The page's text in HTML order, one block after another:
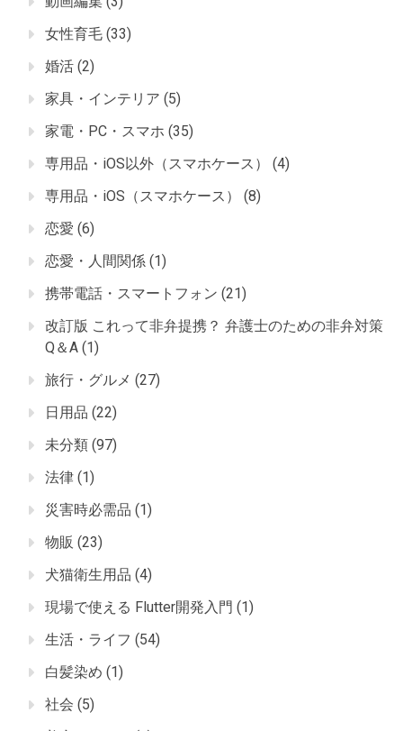
女性育毛 (33)
婚活 (2)
家具・インテリア (5)
家電・PC・スマホ (35)
専用品・iOS以外（スマホケース）
(4)
専用品・iOS（スマホケース）
(8)
恋愛 (6)
恋愛・人間関係 (1)
携帯電話・スマートフォン (21)
改訂版 これって非弁提携？ 弁護士のための非弁対策
Q＆A (1)
旅行・グルメ (27)
日用品 (22)
未分類 (97)
法律 (1)
災害時必需品 (1)
物販 (23)
犬猫衛生用品 (4)
現場で使える Flutter開発入門 (1)
生活・ライフ (54)
白髪染め (1)
社会 (5)